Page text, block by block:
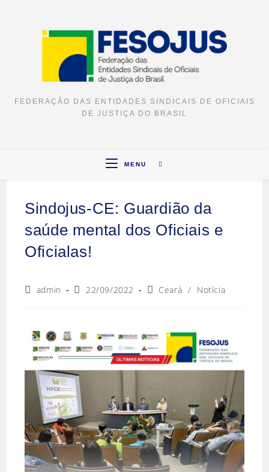
FEDERAÇÃO DAS ENTIDADES SINDICAIS DE OFICIAIS
DE JUSTIÇA DO BRASIL
MENU
Sindojus-CE: Guardião da
saúde mental dos Oficiais e
Oficialas!
admin 22/09/2022 Ceará / Notícia